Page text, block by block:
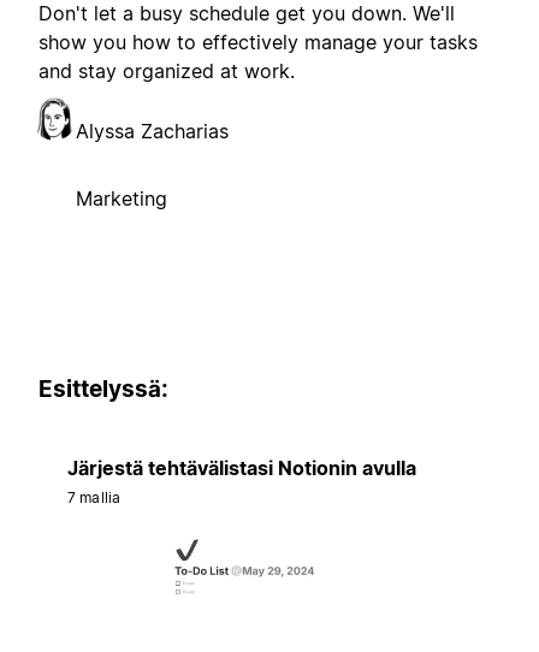
Don't let a busy schedule get you down. We'll
show you how to effectively manage your tasks
and stay organized at work.
Alyssa Zacharias
Marketing
Esittelyssä:
Järjestä tehtävälistasi Notionin avulla
7 mallia